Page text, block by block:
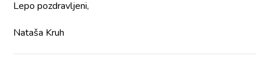
Lepo pozdravljeni,
Nataša Kruh